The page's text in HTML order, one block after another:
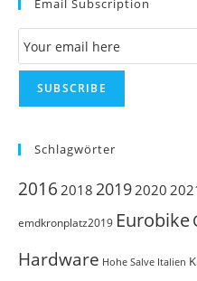
Email Subscription
Email Subscription
SUBSCRIBE
Schlagwörter
2016 2018 20192020
emdkronplatz2019 Eurobike
Hardware Hohe Salve Italien